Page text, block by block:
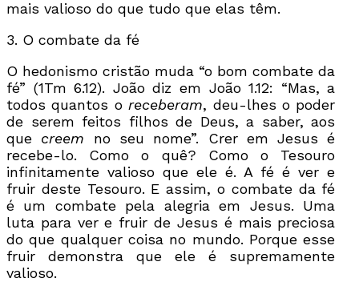
mais valioso do que tudo que elas têm.
3. O combate da fé
O hedonismo cristão muda “o bom combate da
fé” (1Tm 6.12). João diz em João 1.12: “Mas, a
todos quantos o receberam, deu-lhes o poder
de serem feitos filhos de Deus, a saber, aos
que creem no seu nome”. Crer em Jesus é
recebe-lo. Como o quê? Como o Tesouro
infinitamente valioso que ele é. A fé é ver e
fruir deste Tesouro. E assim, o combate da fé
é um combate pela alegria em Jesus. Uma
luta para ver e fruir de Jesus é mais preciosa
do que qualquer coisa no mundo. Porque esse
fruir demonstra que ele é supremamente
valioso.